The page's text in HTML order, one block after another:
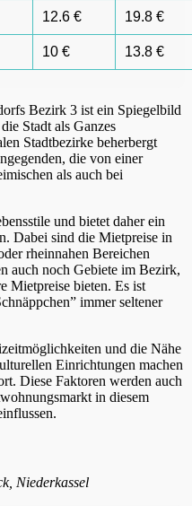
12.6 € 19.8 €
10 € 13.8 €
Bezirk 3 ist ein Spiegelbild
Stadt als Ganzes
Stadtbezirke beherbergt
die von einer
als auch bei
und bietet daher ein
Dabei sind die Mietpreise in
rheinnahen Bereichen
auch noch Gebiete im Bezirk,
Mietpreise bieten. Es ist
immer seltener
und die Nähe
Einrichtungen machen
Diese Faktoren werden auch
in diesem
Niederkassel